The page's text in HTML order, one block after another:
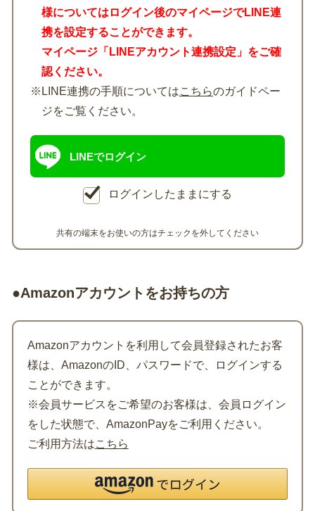
様についてはログイン後のマイページでLINE連
携を設定することができます。
マイページ「LINEアカウント連携設定」をご確
認ください。
※LINE連携の手順についてはこちらのガイドペー
ジをご覧ください。
LINEでログイン
ログインしたままにする
共有の端末をお使いの方はチェックを外してください
●Amazonアカウントをお持ちの方
Amazonアカウントを利用して会員登録されたお客
様は、AmazonのID、パスワードで、ログインする
ことができます。
※会員サービスをご希望のお客様は、会員ログイン
をした状態で、AmazonPayをご利用ください。
ご利用方法はこちら